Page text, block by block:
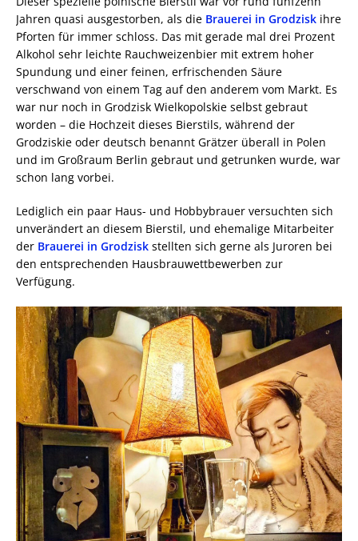
Jahren quasi ausgestorben, als die Brauerei in Grodzisk ihre
Pforten für immer schloss. Das mit gerade mal drei Prozent
Alkohol sehr leichte Rauchweizenbier mit extrem hoher
Spundung und einer feinen, erfrischenden Säure
verschwand von einem Tag auf den anderem vom Markt. Es
war nur noch in Grodzisk Wielkopolskie selbst gebraut
worden – die Hochzeit dieses Bierstils, während der
Grodziskie oder deutsch benannt Grätzer überall in Polen
und im Großraum Berlin gebraut und getrunken wurde, war
schon lang vorbei.
Lediglich ein paar Haus- und Hobbybrauer versuchten sich
unverändert an diesem Bierstil, und ehemalige Mitarbeiter
der Brauerei in Grodzisk stellten sich gerne als Juroren bei
den entsprechenden Hausbrauwettbewerben zur
Verfügung.